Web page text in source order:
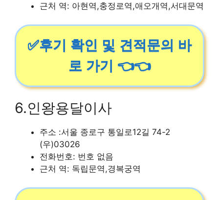
근처 역: 아현역,충정로역,애오개역,서대문역
✅후기 확인 및 견적문의 바
로 가기 👈👈
6.인왕용달이사
주소 :서울 종로구 통일로12길 74-2
(우)03026
전화번호: 번호 없음
근처 역: 독립문역,경복궁역